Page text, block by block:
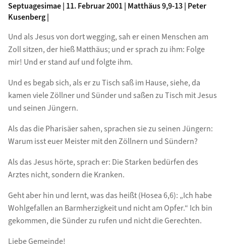
Septuagesimae | 11. Februar 2001 | Matthäus 9,9-13 | Peter
Kusenberg |
Und als Jesus von dort wegging, sah er einen Menschen am
Zoll sitzen, der hieß Matthäus; und er sprach zu ihm: Folge
mir! Und er stand auf und folgte ihm.
Und es begab sich, als er zu Tisch saß im Hause, siehe, da
kamen viele Zöllner und Sünder und saßen zu Tisch mit Jesus
und seinen Jüngern.
Als das die Pharisäer sahen, sprachen sie zu seinen Jüngern:
Warum isst euer Meister mit den Zöllnern und Sündern?
Als das Jesus hörte, sprach er: Die Starken bedürfen des
Arztes nicht, sondern die Kranken.
Geht aber hin und lernt, was das heißt (Hosea 6,6): „Ich habe
Wohlgefallen an Barmherzigkeit und nicht am Opfer.“ Ich bin
gekommen, die Sünder zu rufen und nicht die Gerechten.
Liebe Gemeinde!